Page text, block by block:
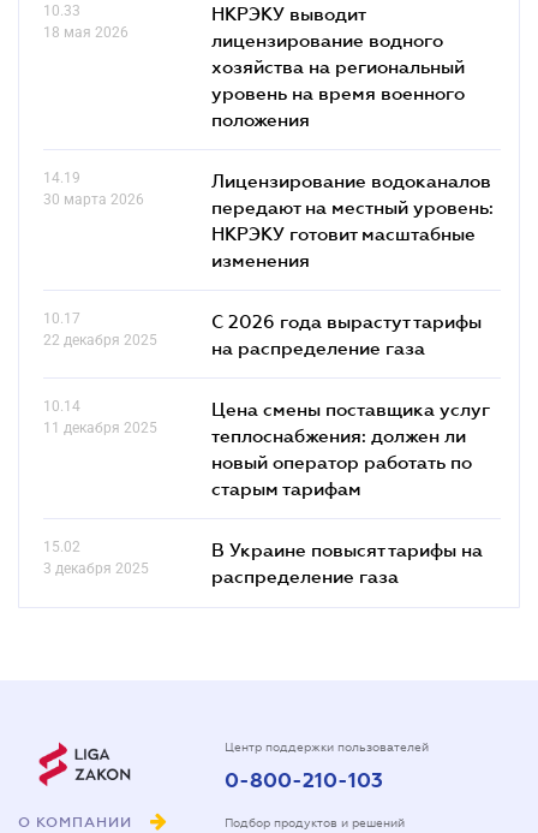
10.33
18 мая 2026
НКРЭКУ выводит
лицензирование водного
хозяйства на региональный
уровень на время военного
положения
14.19
30 марта 2026
Лицензирование водоканалов
передают на местный уровень:
НКРЭКУ готовит масштабные
изменения
10.17
22 декабря 2025
С 2026 года вырастут тарифы
на распределение газа
10.14
11 декабря 2025
Цена смены поставщика услуг
теплоснабжения: должен ли
новый оператор работать по
старым тарифам
15.02
3 декабря 2025
В Украине повысят тарифы на
распределение газа
О КОМПАНИИ
Центр поддержки пользователей
0-800-210-103
Подбор продуктов и решений